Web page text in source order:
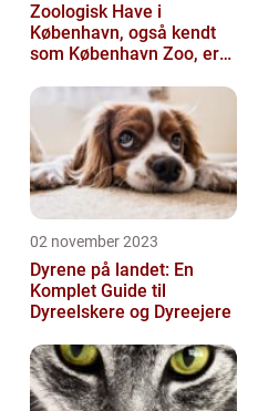
Zoologisk Have i
København, også kendt
som København Zoo, er
og mest populære ...
02 november 2023
Dyrene på landet: En
Komplet Guide til
Dyreelskere og Dyreejere